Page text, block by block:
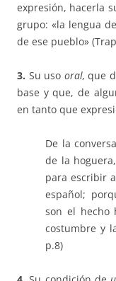
expresión, hacerla
grupo: «la lengua
de ese pueblo»
3. Su uso oral, que
base y que, de
en tanto que
De la
de la
para escribir
español;
son el hecho
costumbre y
p.8)